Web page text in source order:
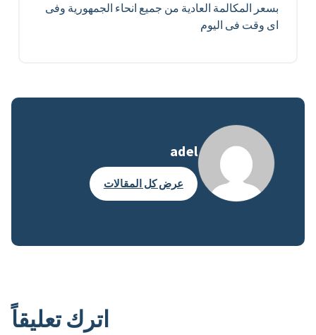
بسعر المكالمة العادية من جميع انحاء الجمهورية وفى
اى وقت فى اليوم
adel
عرض كل المقالات
اترك تعليقاً